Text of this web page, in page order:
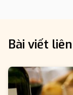
Bài viết